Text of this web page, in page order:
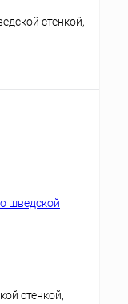
стенкой,
стенкой,